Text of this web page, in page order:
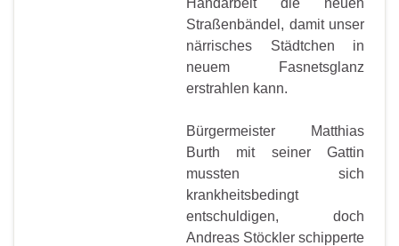
Handarbeit die neuen
Straßenbändel, damit unser
närrisches Städtchen in
neuem Fasnetsglanz
erstrahlen kann.
Bürgermeister Matthias
Burth mit seiner Gattin
mussten sich
krankheitsbedingt
entschuldigen, doch
Andreas Stöckler schipperte